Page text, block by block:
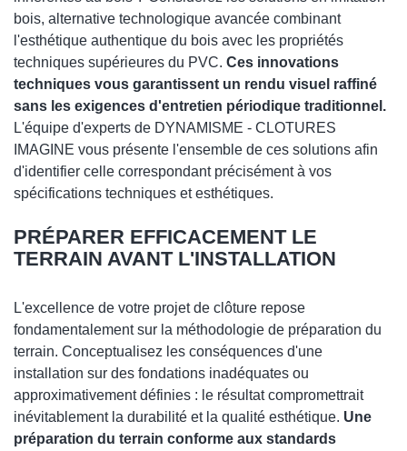
bois, alternative technologique avancée combinant
l'esthétique authentique du bois avec les propriétés
techniques supérieures du PVC. Ces innovations
techniques vous garantissent un rendu visuel raffiné
sans les exigences d'entretien périodique traditionnel.
L'équipe d'experts de DYNAMISME - CLOTURES
IMAGINE vous présente l'ensemble de ces solutions afin
d'identifier celle correspondant précisément à vos
spécifications techniques et esthétiques.
PRÉPARER EFFICACEMENT LE
TERRAIN AVANT L'INSTALLATION
L'excellence de votre projet de clôture repose
fondamentalement sur la méthodologie de préparation du
terrain. Conceptualisez les conséquences d'une
installation sur des fondations inadéquates ou
approximativement définies : le résultat compromettrait
inévitablement la durabilité et la qualité esthétique. Une
préparation du terrain conforme aux standards